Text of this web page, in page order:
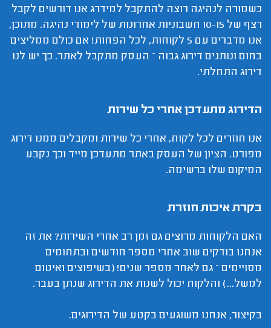
כשמורה לנהיגה רוצה להתקבל למידרג אנו דורשים לקבל
רצף של 10-15 חשבוניות אחרונות של לימודי נהיגה. מתוכן,
אנו מדברים עם 5 לקוחות, לכל הפחות! אם כולם ממליצים
בחום ונותנים דירוג גבוה – העסק מתקבל לאתר. כך יש לנו
דירוג התחלתי.
הדירוג מתעדכן אחרי כל שירות
אנו חוזרים לכל לקוח, אחרי כל שירות ומקבלים ממנו דירוג
מפורט. הציון של העסק באתר מתעדכן מייד וכך נקבע
המיקום שלו ברשימה.
בקרת איכות חוזרת
האם הלקוחות מרוצים גם זמן רב אחרי השירות? את זה
אנחנו בודקים שוב אחרי מספר חודשים ובתחומים
מסויימים – גם לאחר מספר שנים! (בשיפוצים ואיטום
למשל...) והלקוח יכול לשנות את הדירוג שנתן בעבר.
בקיצור, אנחנו משוגעים בקטע של הדירוגים.